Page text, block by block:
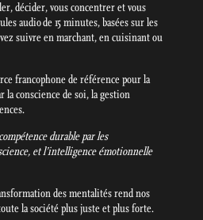
décider, vous concentrer et vous
audio de 15 minutes, basées sur les
suivre en marchant, en cuisinant ou
francophone de référence pour la
conscience de soi, la gestion
durable par les
et l’intelligence émotionnelle
des mentalités rend nos
la société plus juste et plus forte.